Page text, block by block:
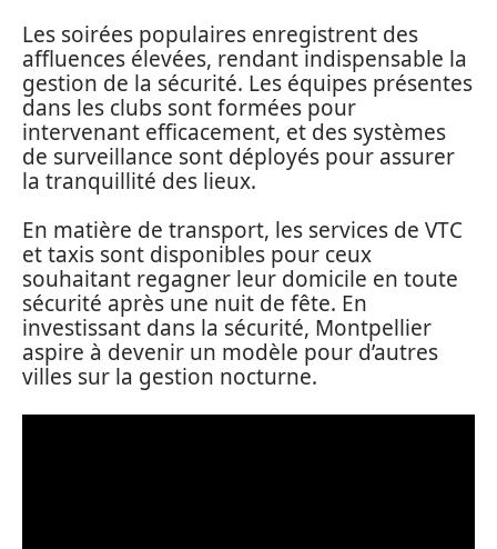
Les soirées populaires enregistrent des
affluences élevées, rendant indispensable la
gestion de la sécurité. Les équipes présentes
dans les clubs sont formées pour
intervenant efficacement, et des systèmes
de surveillance sont déployés pour assurer
la tranquillité des lieux.
En matière de transport, les services de VTC
et taxis sont disponibles pour ceux
souhaitant regagner leur domicile en toute
sécurité après une nuit de fête. En
investissant dans la sécurité, Montpellier
aspire à devenir un modèle pour d’autres
villes sur la gestion nocturne.